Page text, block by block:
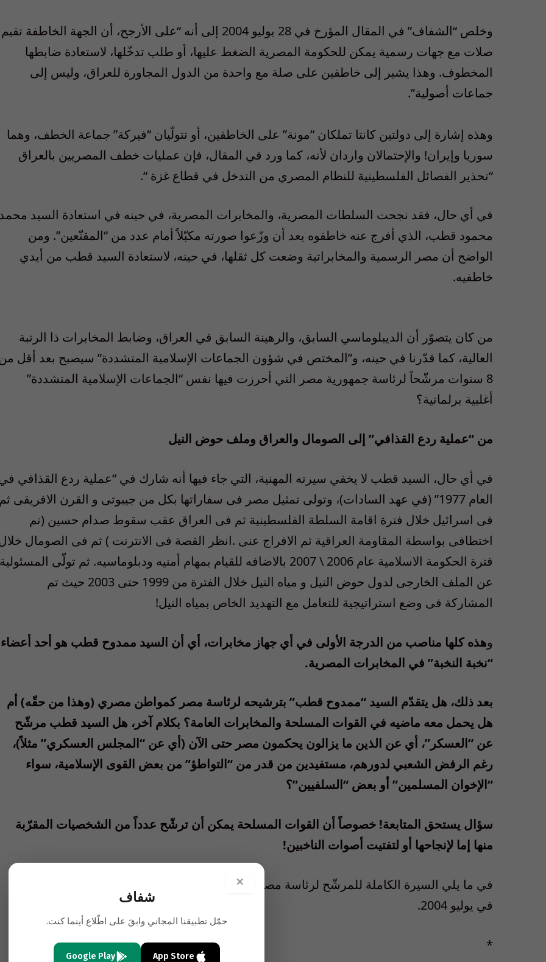
وخلص “الشفاف” في المقال المؤرخ في 28 يوليو 2004 إلى أنه “على الأرجح، أن الجهة الخاطفة تقيم
صلات مع جهات رسمية يمكن للحكومة المصرية الضغط عليها، أو طلب تدخّلها، لاستعادة ضابطها
المخطوف. وهذا يشير إلى خاطفين على صلة مع واحدة من الدول المجاورة للعراق، وليس إلى
جماعات أصولية”.
وهذه إشارة إلى دولتين كانتا تملكان “مونة” على الخاطفين، أو تتولّيان “فبركة” جماعة الخطف، وهما
سوريا وإيران! والإحتمالان واردان لأنه، كما ورد في المقال، فإن عمليات خطف المصريين بالعراق
“تحذير الفصائل الفلسطينية للنظام المصري من التدخل في قطاع غزة “.
في أي حال، فقد نجحت السلطات المصرية، والمخابرات المصرية، في حينه في استعادة السيد محمد
محمود قطب، الذي أفرج عنه خاطفوه بعد أن وزّعوا صورته مكبّلاً أمام عدد من “المقنّعين”. ومن
الواضح أن مصر الرسمية والمخابراتية وضعت كل ثقلها، في حينه، لاستعادة السيد قطب من أيدي
خاطفيه.
من كان يتصوّر أن الديبلوماسي السابق، والرهينة السابق في العراق، وضابط المخابرات ذا الرتبة
العالية، كما قدّرنا في حينه، و”المختص في شؤون الجماعات الإسلامية المتشددة” سيصبح بعد أقل
8 سنوات مرشّحاً لرئاسة جمهورية مصر التي أحرزت فيها نفس “الجماعات الإسلامية المتشددة”
أغلبية برلمانية؟
من “عملية ردع القذافي” إلى الصومال والعراق وملف حوض النيل
في أي حال، السيد قطب لا يخفي سيرته المهنية، التي جاء فيها أنه شارك في “عملية ردع القذافي
العام 1977” (في عهد السادات)، وتولى تمثيل مصر فى سفاراتها بكل من جيبوتى و القرن الافريقى ثم
فى اسرائيل خلال فترة اقامة السلطة الفلسطينية ثم فى العراق عقب سقوط صدام حسين (تم
اختطافى بواسطة المقاومة العراقية ثم الافراج عنى .انظر القصة فى الانترنت ) ثم فى الصومال
فترة الحكومة الاسلامية عام 2006 \ 2007 بالاضافه للقيام بمهام أمنيه ودبلوماسيه. ثم تولّى المسئولية
عن الملف الخارجى لدول حوض النيل و مياه النيل خلال الفترة من 1999 حتى 2003 حيث تم
المشاركة فى وضع استراتيجية للتعامل مع التهديد الخاص بمياه النيل!
وهذه كلها مناصب من الدرجة الأولى في أي جهاز مخابرات، أي أن السيد ممدوح قطب هو أحد أعضاء
“نخبة النخبة” في المخابرات المصرية.
بعد ذلك، هل يتقدّم السيد “ممدوح قطب” بترشيحه لرئاسة مصر كمواطن مصري (وهذا من حقّه) أم
هل يحمل معه ماضيه في القوات المسلحة والمخابرات العامة؟ بكلام آخر، هل السيد قطب مرشّح
عن “العسكر”، أي عن الذين ما يزالون يحكمون مصر حتى الآن (أي عن “المجلس العسكري” مثلاً)،
رغم الرفض الشعبي لدورهم، مستفيدين من قدر من “التواطؤ” من بعض القوى الإسلامية، سواء
“الإخوان المسلمين” أو بعض “السلفيين”؟
سؤال يستحق المتابعة! خصوصاً أن القوات المسلحة يمكن أن ترشّح عدداً من الشخصيات المقرّبة
منها إما لإنجاحها أو لتفتيت أصوات الناخبين!
في ما يلي السيرة الكاملة للمرشّح لرئاسة مصر، ومقال “الشفاف” عن “الرهينة المصرية” المنشور
في يوليو 2004.
*
×
شفاف
حمّل تطبيقنا المجاني وابقَ على اطّلاع أينما كنت.
App Store
Google Play